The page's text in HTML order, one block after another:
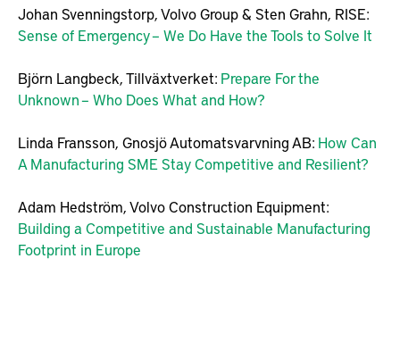
Johan Svenningstorp, Volvo Group & Sten Grahn, RISE:
Sense of Emergency – We Do Have the Tools to Solve It
Björn Langbeck, Tillväxtverket: Prepare For the
Unknown – Who Does What and How?
Linda Fransson, Gnosjö Automatsvarvning AB: How Can
A Manufacturing SME Stay Competitive and Resilient?
Adam Hedström, Volvo Construction Equipment:
Building a Competitive and Sustainable Manufacturing
Footprint in Europe